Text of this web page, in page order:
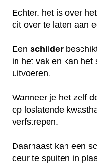
Echter, het is over
dit over te laten aan
Een schilder
in het vak en kan het
uitvoeren.
Wanneer je het zelf
op loslatende
verfstrepen.
Daarnaast kan een
deur te spuiten in